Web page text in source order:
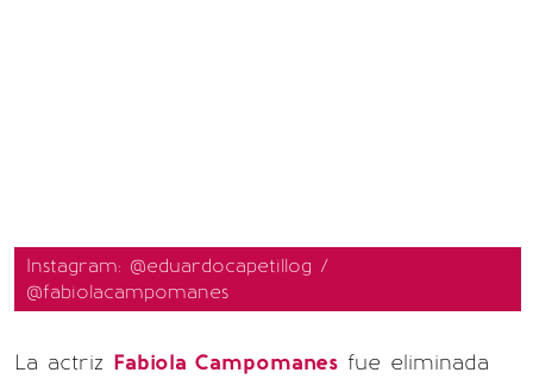
Instagram: @eduardocapetillog /
@fabiolacampomanes
La actriz Fabiola Campomanes fue eliminada